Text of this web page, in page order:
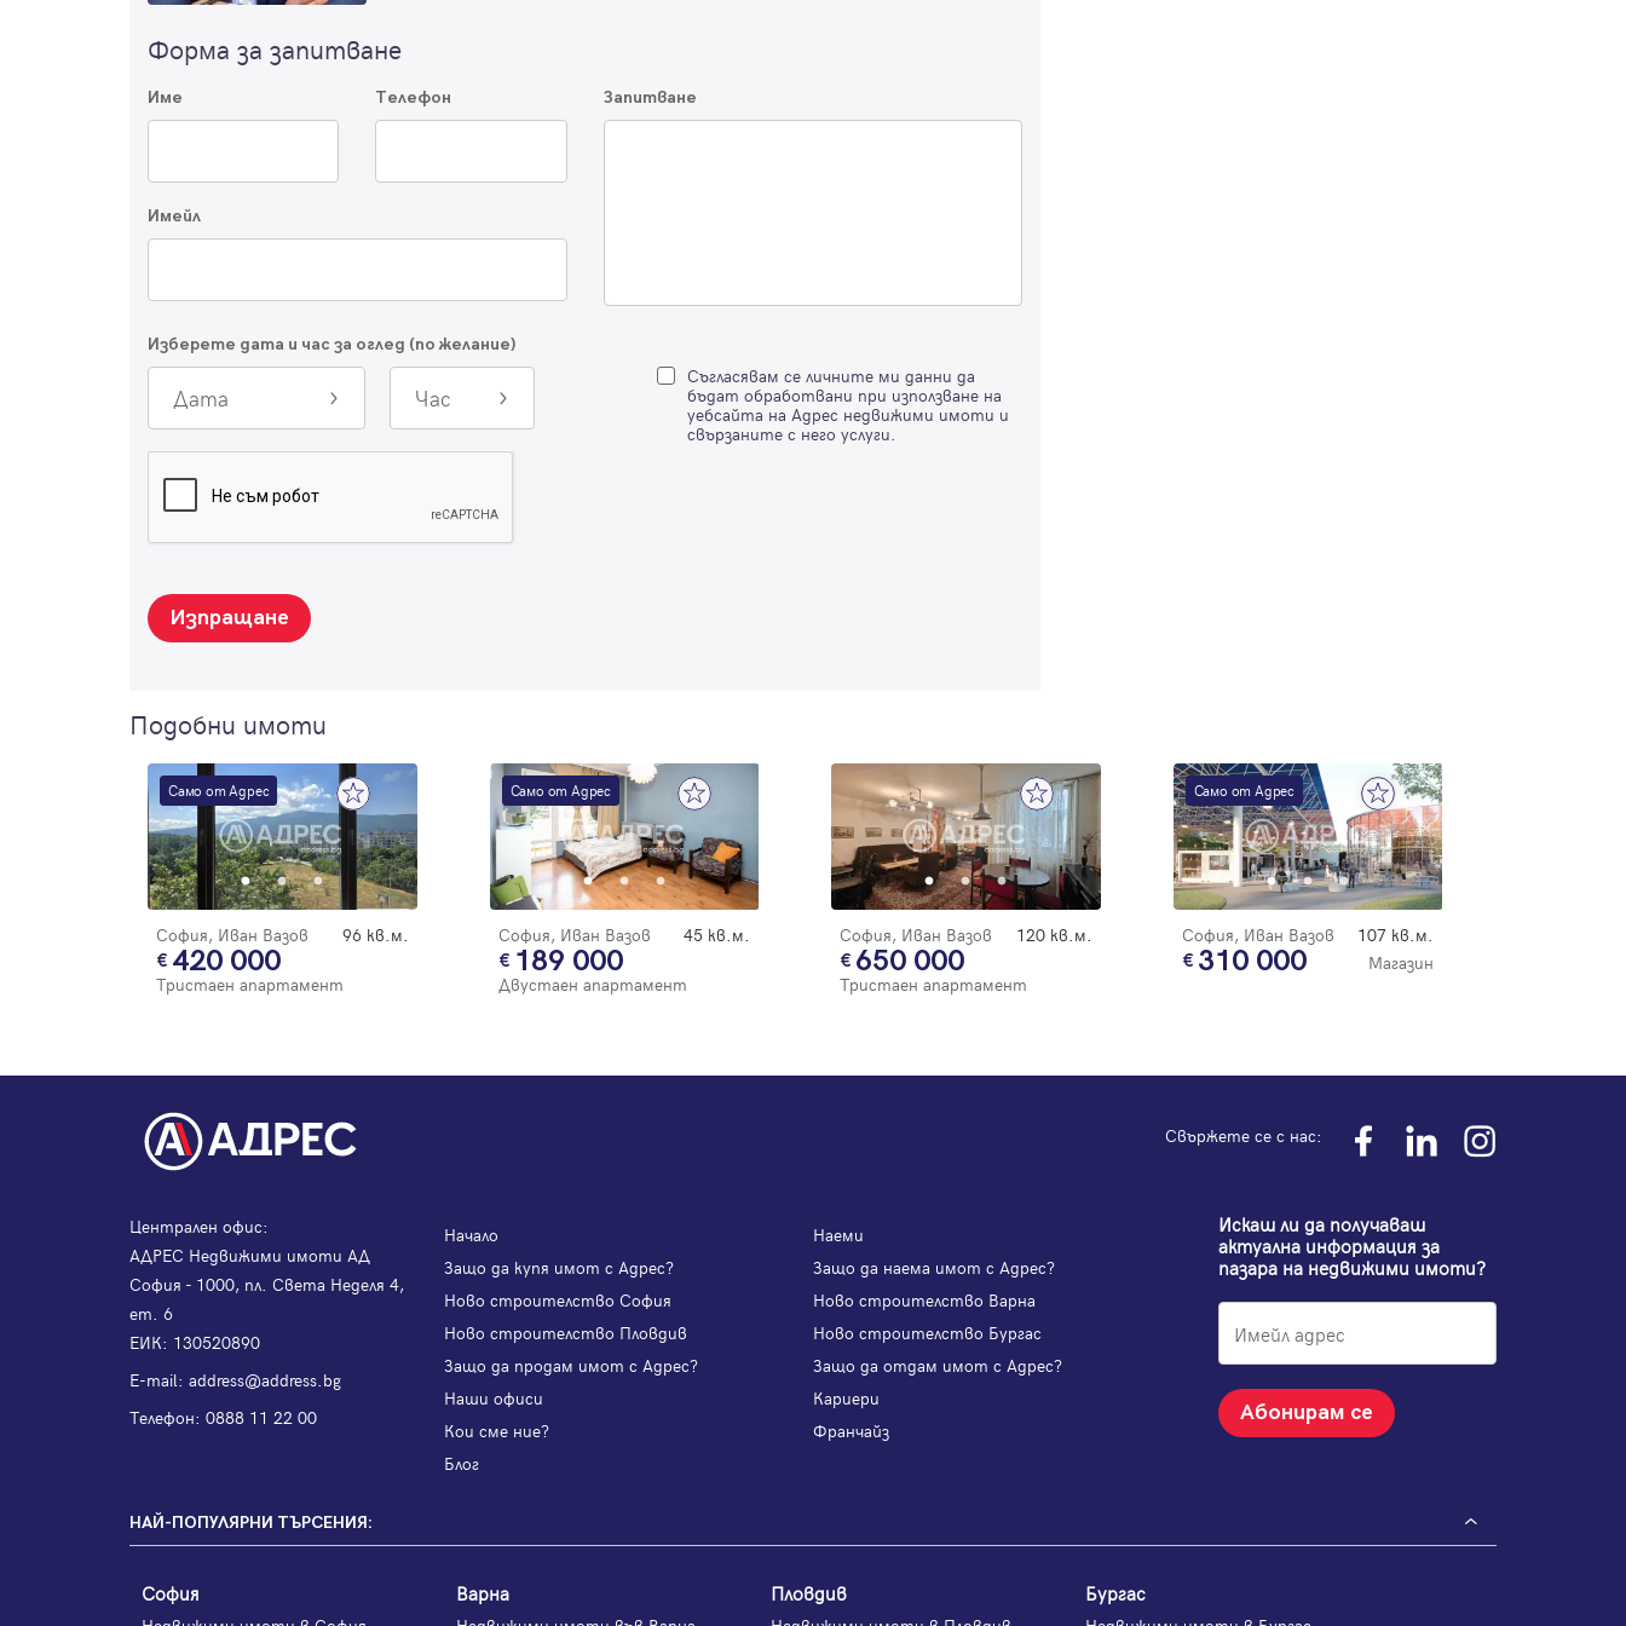
Форма за запитване
Име Телефон
Имейл
Запитване
Изберете дата и час за оглед (по желание)
Дата Час
Съгласявам се личните ми данни да
бъдат обработвани при използване на
уебсайта на Адрес недвижими имоти и
свързаните с него услуги.
Изпращане
Подобни имоти
Само от Адрес
София, Иван Вазов 96 кв.м.
420 000
Тристаен апартамент
Само от Адрес
София, Иван Вазов 45 кв.м.
189 000
Двустаен апартамент
София, Иван Вазов 120 кв.м.
650 000
Тристаен апартамент
Само от Адрес
София, Иван Вазов 107 кв.м.
310 000 Магазин
Свържете се с нас:
Централен офис:
АДРЕС Недвижими имоти АД
София - 1000, пл. Света Неделя 4,
ет. 6
ЕИК: 130520890
Е-mail: address@address.bg
Телефон: 0888 11 22 00
Начало
Наеми
Защо да купя имот с Адрес?
Защо да наема имот с Адрес?
Ново строителство София
Ново строителство Варна
Ново строителство Пловдив
Ново строителство Бургас
Защо да продам имот с Адрес?
Защо да отдам имот с Адрес?
Наши офиси
Кариери
Кои сме ние?
Франчайз
Блог
Искаш ли да получаваш
актуална информация за
пазара на недвижими имоти?
Абонирам се
НАЙ-ПОПУЛЯРНИ ТЪРСЕНИЯ:
София Варна Пловдив Бургас